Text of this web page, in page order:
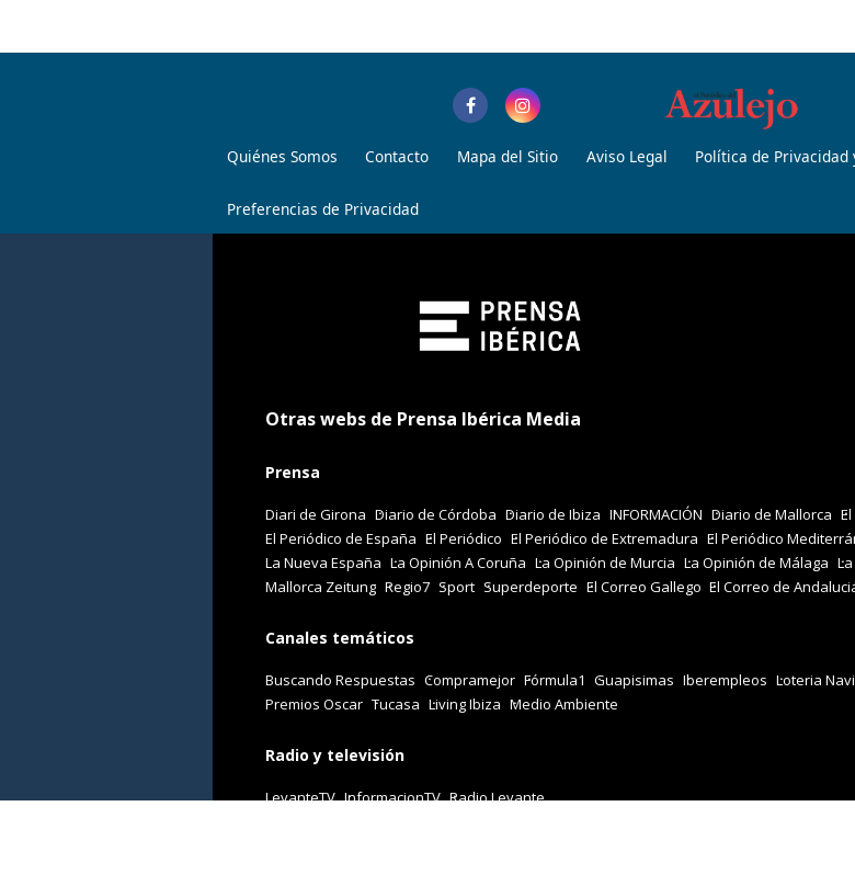
Quiénes Somos Contacto Mapa del Sitio Aviso Legal Política de Privacidad
Preferencias de Privacidad
Otras webs de Prensa Ibérica Media
Prensa
Diari de Girona Diario de Córdoba Diario de Ibiza INFORMACIÓN Diario de Mallorca
El Periódico de España El Periódico El Periódico de Extremadura El Periódico
La Nueva España La Opinión A Coruña La Opinión de Murcia La Opinión de Málaga
Mallorca Zeitung Regio7 Sport Superdeporte El Correo Gallego El Correo de
Canales temáticos
Buscando Respuestas Compramejor Fórmula1 Guapisimas Iberempleos Loteria
Premios Oscar Tucasa Living Ibiza Medio Ambiente
Radio y televisión
LevanteTV InformacionTV Radio Levante